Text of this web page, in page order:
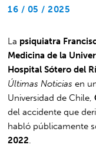
16 / 05 / 2025
La psiquiatra
Medicina de la
Hospital Sótero del
Últimas Noticias en
Universidad de Chile,
del accidente que
habló públicamente
2022